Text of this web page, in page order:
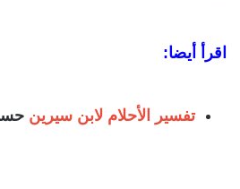
اقرأ أيضا:
تفسير الأحلام لابن سيرين